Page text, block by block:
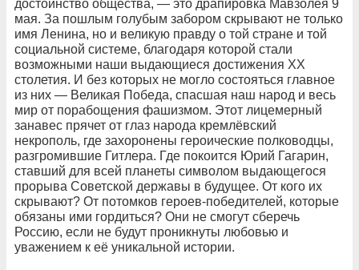
достоинство общества, — это драпировка Мавзолея 9
мая. За пошлым голубым забором скрывают не только
имя Ленина, но и великую правду о той стране и той
социальной системе, благодаря которой стали
возможными наши выдающиеся достижения XX
столетия. И без которых не могло состояться главное
из них — Великая Победа, спасшая наш народ и весь
мир от порабощения фашизмом. Этот лицемерный
занавес прячет от глаз народа кремлёвский
некрополь, где захоронены героические полководцы,
разгромившие Гитлера. Где покоится Юрий Гагарин,
ставший для всей планеты символом выдающегося
прорыва Советской державы в будущее. От кого их
скрывают? От потомков героев-победителей, которые
обязаны ими гордиться? Они не смогут сберечь
Россию, если не будут проникнуты любовью и
уважением к её уникальной истории.